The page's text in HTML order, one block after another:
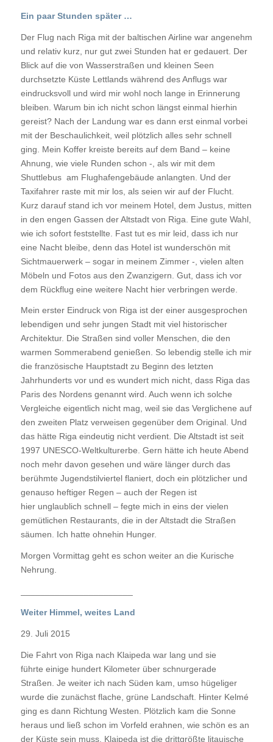
Ein paar Stunden später …
Der Flug nach Riga mit der baltischen Airline war angenehm
und relativ kurz, nur gut zwei Stunden hat er gedauert. Der
Blick auf die von Wasserstraßen und kleinen Seen
durchsetzte Küste Lettlands während des Anflugs war
eindrucksvoll und wird mir wohl noch lange in Erinnerung
bleiben. Warum bin ich nicht schon längst einmal hierhin
gereist? Nach der Landung war es dann erst einmal vorbei
mit der Beschaulichkeit, weil plötzlich alles sehr schnell
ging. Mein Koffer kreiste bereits auf dem Band – keine
Ahnung, wie viele Runden schon -, als wir mit dem
Shuttlebus am Flughafengebäude anlangten. Und der
Taxifahrer raste mit mir los, als seien wir auf der Flucht.
Kurz darauf stand ich vor meinem Hotel, dem Justus, mitten
in den engen Gassen der Altstadt von Riga. Eine gute Wahl,
wie ich sofort feststellte. Fast tut es mir leid, dass ich nur
eine Nacht bleibe, denn das Hotel ist wunderschön mit
Sichtmauerwerk – sogar in meinem Zimmer -, vielen alten
Möbeln und Fotos aus den Zwanzigern. Gut, dass ich vor
dem Rückflug eine weitere Nacht hier verbringen werde.
Mein erster Eindruck von Riga ist der einer ausgesprochen
lebendigen und sehr jungen Stadt mit viel historischer
Architektur. Die Straßen sind voller Menschen, die den
warmen Sommerabend genießen. So lebendig stelle ich mir
die französische Hauptstadt zu Beginn des letzten
Jahrhunderts vor und es wundert mich nicht, dass Riga das
Paris des Nordens genannt wird. Auch wenn ich solche
Vergleiche eigentlich nicht mag, weil sie das Verglichene auf
den zweiten Platz verweisen gegenüber dem Original. Und
das hätte Riga eindeutig nicht verdient. Die Altstadt ist seit
1997 UNESCO-Weltkulturerbe. Gern hätte ich heute Abend
noch mehr davon gesehen und wäre länger durch das
berühmte Jugendstilviertel flaniert, doch ein plötzlicher und
genauso heftiger Regen – auch der Regen ist
hier unglaublich schnell – fegte mich in eins der vielen
gemütlichen Restaurants, die in der Altstadt die Straßen
säumen. Ich hatte ohnehin Hunger.
Morgen Vormittag geht es schon weiter an die Kurische
Nehrung.
Weiter Himmel, weites Land
29. Juli 2015
Die Fahrt von Riga nach Klaipeda war lang und sie
führte einige hundert Kilometer über schnurgerade
Straßen. Je weiter ich nach Süden kam, umso hügeliger
wurde die zunächst flache, grüne Landschaft. Hinter Kelmé
ging es dann Richtung Westen. Plötzlich kam die Sonne
heraus und ließ schon im Vorfeld erahnen, wie schön es an
der Küste sein muss. Klaipeda ist die drittgrößte litauische